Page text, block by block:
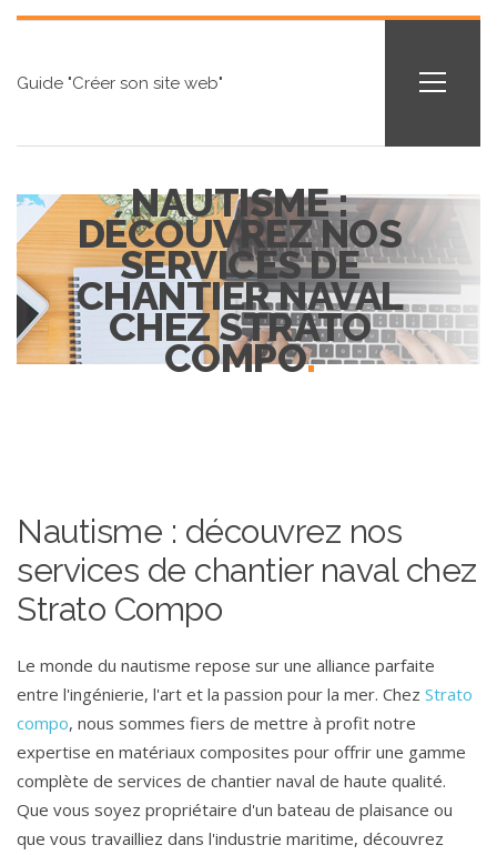
Guide "Créer son site web"
NAUTISME :
DÉCOUVREZ NOS
SERVICES DE
CHANTIER NAVAL
CHEZ STRATO
COMPO.
Nautisme : découvrez nos
services de chantier naval chez
Strato Compo
Le monde du nautisme repose sur une alliance parfaite
entre l'ingénierie, l'art et la passion pour la mer. Chez Strato
compo, nous sommes fiers de mettre à profit notre
expertise en matériaux composites pour offrir une gamme
complète de services de chantier naval de haute qualité.
Que vous soyez propriétaire d'un bateau de plaisance ou
que vous travailliez dans l'industrie maritime, découvrez